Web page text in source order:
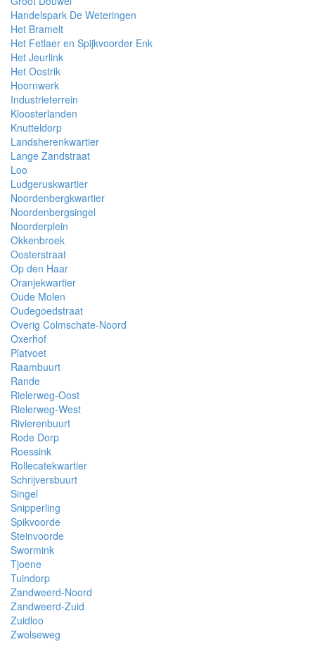
Handelspark De Weteringen
Het Bramelt
Het Fetlaer en Spijkvoorder Enk
Het Jeurlink
Het Oostrik
Hoornwerk
Industrieterrein
Kloosterlanden
Knutteldorp
Landsherenkwartier
Lange Zandstraat
Loo
Ludgeruskwartier
Noordenbergkwartier
Noordenbergsingel
Noorderplein
Okkenbroek
Oosterstraat
Op den Haar
Oranjekwartier
Oude Molen
Oudegoedstraat
Overig Colmschate-Noord
Oxerhof
Platvoet
Raambuurt
Rande
Rielerweg-Oost
Rielerweg-West
Rivierenbuurt
Rode Dorp
Roessink
Rollecatekwartier
Schrijversbuurt
Singel
Snipperling
Spikvoorde
Steinvoorde
Swormink
Tjoene
Tuindorp
Zandweerd-Noord
Zandweerd-Zuid
Zuidloo
Zwolseweg